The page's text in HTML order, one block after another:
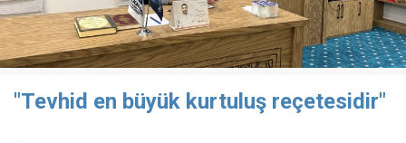
"Tevhid en büyük kurtuluş reçetesidir"